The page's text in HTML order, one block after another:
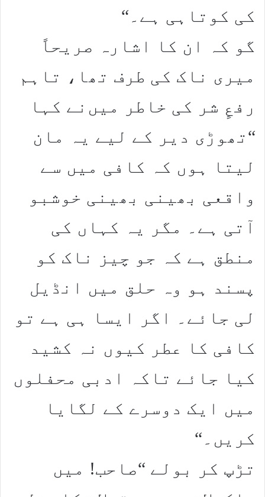
کی کوتاہی ہے۔“
گو کہ ان کا اشارہ صریحاً
میری ناک کی طرف تھا، تاہم
رفعٍ شر کی خاطر میں‌نے کہا
“تھوڑی دیر کے لیے یہ مان
لیتا ہوں کہ کافی میں سے
واقعی بھینی بھینی خوشبو
آتی ہے۔ مگر یہ کہاں کی
منطق ہے کہ جو چیز ناک کو
پسند ہو وہ حلق میں انڈیل
لی جائے۔ اگر ایسا ہی ہے تو
کافی کا عطر کیوں نہ کشید
کیا جائے تاکہ ادبی محفلوں
میں ایک دوسرے کے لگایا
کریں۔“
تڑپ کر بولے “صاحب! میں